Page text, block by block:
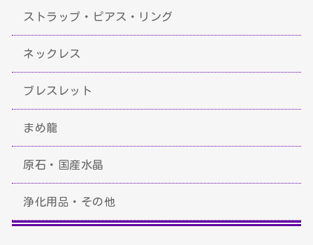
ストラップ・ピアス・リング
ネックレス
ブレスレット
まめ龍
原石・国産水晶
浄化用品・その他